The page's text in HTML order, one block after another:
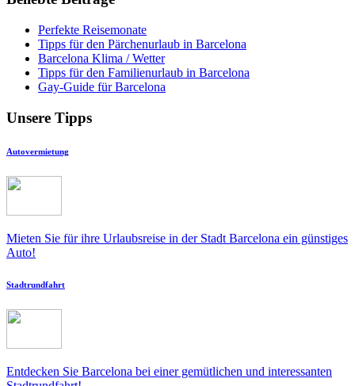
Perfekte Reisemonate
Tipps für den Pärchenurlaub in Barcelona
Barcelona Klima / Wetter
Tipps für den Familienurlaub in Barcelona
Gay-Guide für Barcelona
Unsere Tipps
Autovermietung
Mieten Sie für ihre Urlaubsreise in der Stadt Barcelona ein günstiges
Auto!
Stadtrundfahrt
Entdecken Sie Barcelona bei einer gemütlichen und interessanten